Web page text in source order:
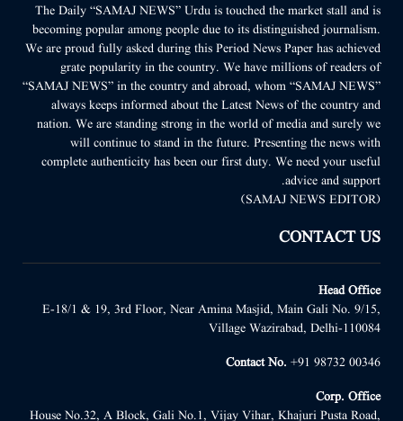
The Daily “SAMAJ NEWS” Urdu is touched the market stall and is
becoming popular among people due to its distinguished journalism.
We are proud fully asked during this Period News Paper has achieved
grate popularity in the country. We have millions of readers of
“SAMAJ NEWS” in the country and abroad, whom “SAMAJ NEWS”
always keeps informed about the Latest News of the country and
nation. We are standing strong in the world of media and surely we
will continue to stand in the future. Presenting the news with
complete authenticity has been our first duty. We need your useful
advice and support.
(SAMAJ NEWS EDITOR)
CONTACT US
Head Office
E-18/1 & 19, 3rd Floor, Near Amina Masjid, Main Gali No. 9/15,
Village Wazirabad, Delhi-110084
Contact No. +91 98732 00346
Corp. Office
House No.32, A Block, Gali No.1, Vijay Vihar, Khajuri Pusta Road,